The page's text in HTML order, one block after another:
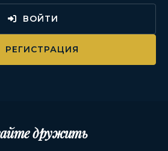
ВОЙТИ
РЕГИСТРАЦИЯ
дружить